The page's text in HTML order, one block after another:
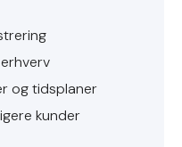
og tidsplaner
kunder